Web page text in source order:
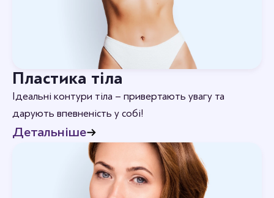
Пластика тіла
Ідеальні контури тіла – привертають увагу та
дарують впевненість у собі!
Детальніше